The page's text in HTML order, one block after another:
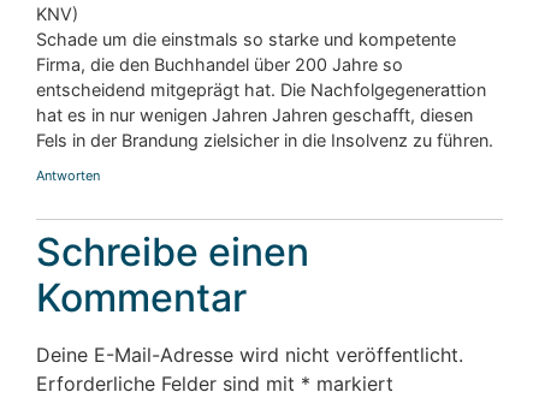
KNV)
Schade um die einstmals so starke und kompetente
Firma, die den Buchhandel über 200 Jahre so
entscheidend mitgeprägt hat. Die Nachfolgegenerattion
hat es in nur wenigen Jahren Jahren geschafft, diesen
Fels in der Brandung zielsicher in die Insolvenz zu führen.
Antworten
Schreibe einen
Kommentar
Deine E-Mail-Adresse wird nicht veröffentlicht.
Erforderliche Felder sind mit * markiert